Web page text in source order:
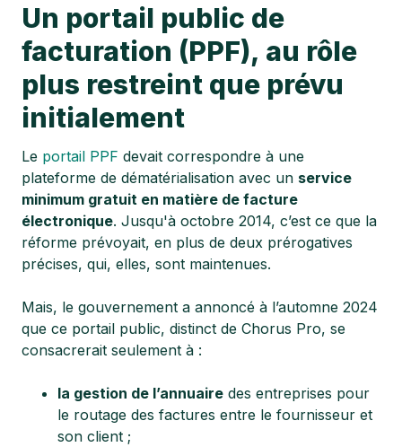
Un portail public de
facturation (PPF), au rôle
plus restreint que prévu
initialement
Le portail PPF devait correspondre à une
plateforme de dématérialisation avec un service
minimum gratuit en matière de facture
électronique. Jusqu'à octobre 2014, c’est ce que la
réforme prévoyait, en plus de deux prérogatives
précises, qui, elles, sont maintenues.
Mais, le gouvernement a annoncé à l’automne 2024
que ce portail public, distinct de Chorus Pro, se
consacrerait seulement à :
la gestion de l’annuaire des entreprises pour
le routage des factures entre le fournisseur et
son client ;